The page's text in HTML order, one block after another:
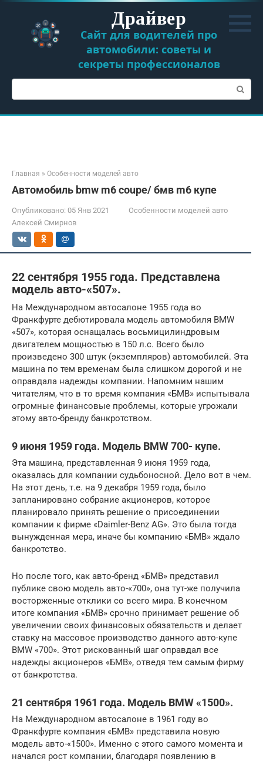
Перейти
контенту
Драйвер
Сайт для водителей про
автомобили: советы и
секреты профессионалов
Поиск:
Главная » Особенности моделей авто
Автомобиль bmw m6 coupe/ бмв m6 купе
Опубликовано: 05 Янв 2021
Особенности моделей авто
Алексей Смирнов
22 сентября 1955 года. Представлена
модель авто-«507».
На Международном автосалоне 1955 года во
Франкфурте дебютировала модель автомобиля BMW
«507», которая оснащалась восьмицилиндровым
двигателем мощностью в 150 л.с. Всего было
произведено 300 штук (экземпляров) автомобилей. Эта
машина по тем временам была слишком дорогой и не
оправдала надежды компании. Напомним нашим
читателям, что в то время компания «БМВ» испытывала
огромные финансовые проблемы, которые угрожали
этому авто-бренду банкротством.
9 июня 1959 года. Модель BMW 700- купе.
Эта машина, представленная 9 июня 1959 года,
оказалась для компании судьбоносной. Дело вот в чем.
На этот день, т.е. на 9 декабря 1959 года, было
запланировано собрание акционеров, которое
планировало принять решение о присоединении
компании к фирме «Daimler-Benz AG». Это была тогда
вынужденная мера, иначе бы компанию «БМВ» ждало
банкротство.
Но после того, как авто-бренд «БМВ» представил
публике свою модель авто-«700», она тут-же получила
восторженные отклики со всего мира. В конечном
итоге компания «БМВ» срочно принимает решение об
увеличении своих финансовых обязательств и делает
ставку на массовое производство данного авто-купе
BMW «700». Этот рискованный шаг оправдал все
надежды акционеров «БМВ», отведя тем самым фирму
от банкротства.
21 сентября 1961 года. Модель BMW «1500».
На Международном автосалоне в 1961 году во
Франкфурте компания «БМВ» представила новую
модель авто-«1500». Именно с этого самого момента и
начался рост компании, благодаря появлению в